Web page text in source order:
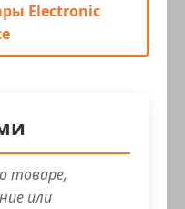
Electronic
товаре,
или